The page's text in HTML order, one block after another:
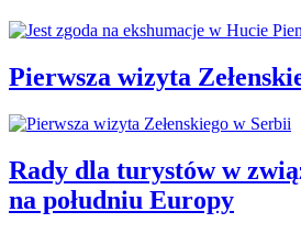
Pierwsza wizyta
Rady dla turystów w
na południu Europy